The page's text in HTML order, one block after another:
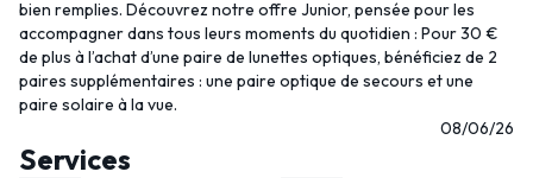
bien remplies. Découvrez notre offre Junior, pensée pour les
accompagner dans tous leurs moments du quotidien : Pour 30 €
de plus à l’achat d’une paire de lunettes optiques, bénéficiez de 2
paires supplémentaires : une paire optique de secours et une
paire solaire à la vue.
08/06/26
Services